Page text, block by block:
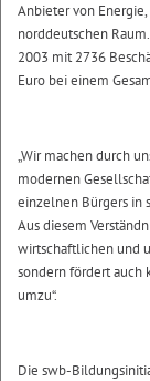
Anbieter von
norddeutschen
2003 mit 2736
Euro bei einem
„Wir machen durch
modernen
einzelnen Bürgers in
Aus diesem
wirtschaftlichen und
sondern fördert auch
umzu“.
Die swb-